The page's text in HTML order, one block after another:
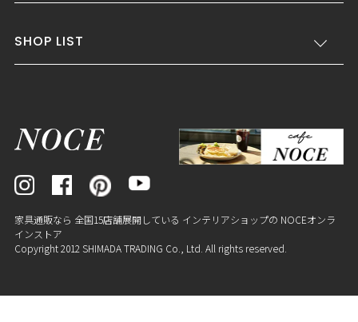
SHOP LIST
家具通販なら 全国15店舗展開している インテリアショップの NOCEオンラ
インストア
Copyright 2012 SHIMADA TRADING Co., Ltd. All rights reserved.